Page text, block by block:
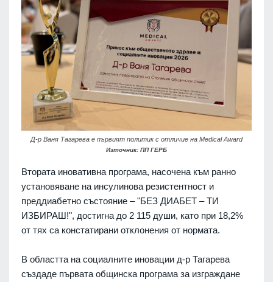
Д-р Ваня Тагарева е първият политик с отличие на Medical Award
Източник: ПП ГЕРБ
Втората иновативна програма, насочена към ранно
установяване на инсулинова резистентност и
преддиабетно състояние – "БЕЗ ДИАБЕТ – ТИ
ИЗБИРАШ!", достигна до 2 115 души, като при 18,2%
от тях са констатирани отклонения от нормата.
В областта на социалните иновации д-р Тагарева
създаде първата общинска програма за изграждане